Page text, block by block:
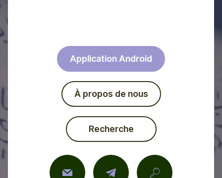
Application Android
À propos de nous
Recherche